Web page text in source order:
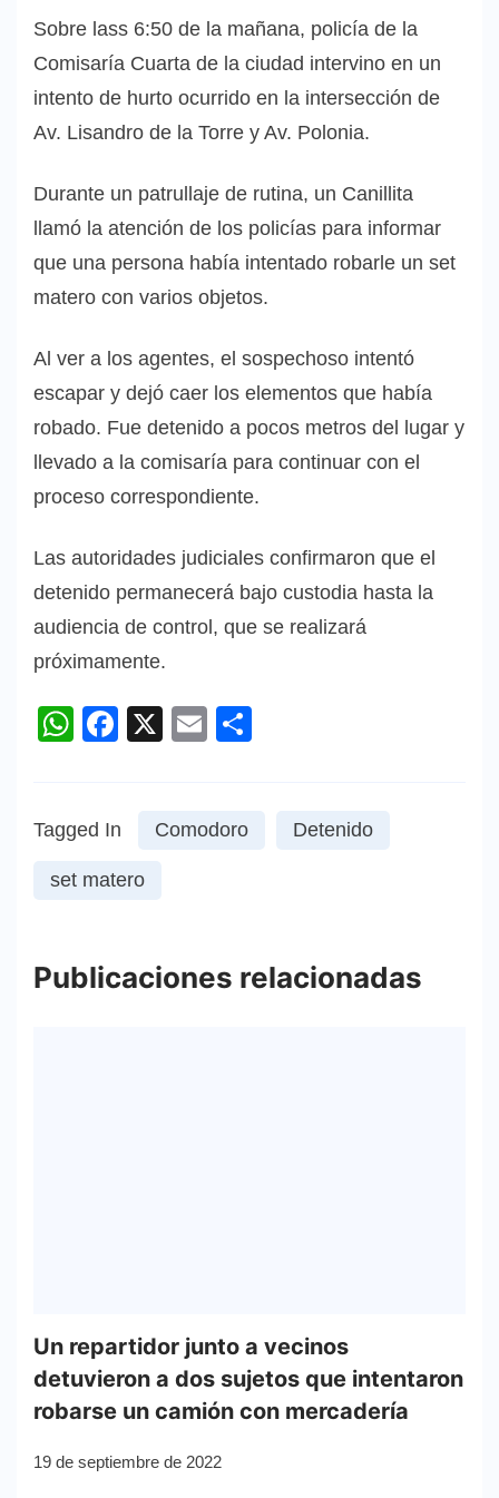
Sobre lass 6:50 de la mañana, policía de la
Comisaría Cuarta de la ciudad intervino en un
intento de hurto ocurrido en la intersección de
Av. Lisandro de la Torre y Av. Polonia.
Durante un patrullaje de rutina, un Canillita
llamó la atención de los policías para informar
que una persona había intentado robarle un set
matero con varios objetos.
Al ver a los agentes, el sospechoso intentó
escapar y dejó caer los elementos que había
robado. Fue detenido a pocos metros del lugar y
llevado a la comisaría para continuar con el
proceso correspondiente.
Las autoridades judiciales confirmaron que el
detenido permanecerá bajo custodia hasta la
audiencia de control, que se realizará
próximamente.
WhatsApp
Facebook
X Email
Tagged In Comodoro Detenido
set matero
Publicaciones relacionadas
Un repartidor junto a vecinos
detuvieron a dos sujetos que intentaron
robarse un camión con mercadería
19 de septiembre de 2022